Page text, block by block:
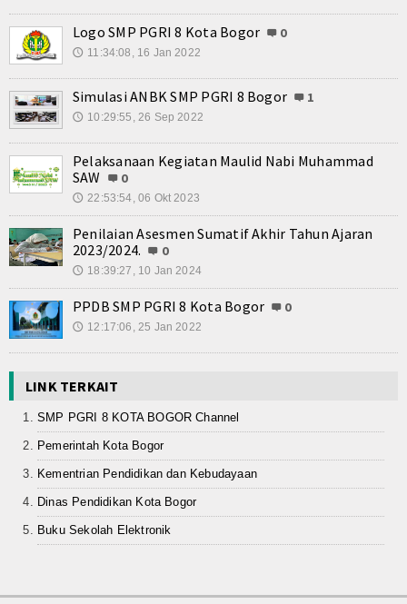
Logo SMP PGRI 8 Kota Bogor 0
🕔 11:34:08, 16 Jan 2022
Simulasi ANBK SMP PGRI 8 Bogor 1
🕔 10:29:55, 26 Sep 2022
Pelaksanaan Kegiatan Maulid Nabi Muhammad
SAW
0
🕔 22:53:54, 06 Okt 2023
Penilaian Asesmen Sumatif Akhir Tahun Ajaran
2023/2024.
0
🕔 18:39:27, 10 Jan 2024
PPDB SMP PGRI 8 Kota Bogor 0
🕔 12:17:06, 25 Jan 2022
LINK TERKAIT
SMP PGRI 8 KOTA BOGOR Channel
Pemerintah Kota Bogor
Kementrian Pendidikan dan Kebudayaan
Dinas Pendidikan Kota Bogor
Buku Sekolah Elektronik